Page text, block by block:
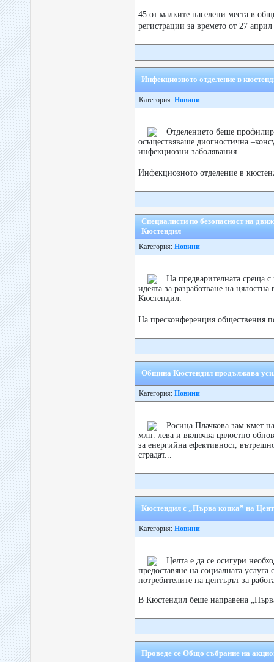
45 от малките населени места в
регистрации за времето от 27
Инфекциозното отделение в
Категория: Новини
Отделението беше
осъществяваше диогностична
инфекциозни заболявания.
Инфекциозното отделение в
Специалисти по безопасност на
Кюстендил
Категория: Новини
На предварителната среща
идеята за разработване на
Кюстендил.
На пресконференция
Община Кюстендил продължава
Категория: Новини
Росица Плачкова зам.кмет
млн. лева и включва цялостно
за енергийна ефективност,
сградат...
Кюстендил с „Първа копка” на
Категория: Новини
Целта е да се осигури
предоставяне на социалната услуга
потребителите на центърът за
В Кюстендил беше направена
Проведе се Общо събрание на